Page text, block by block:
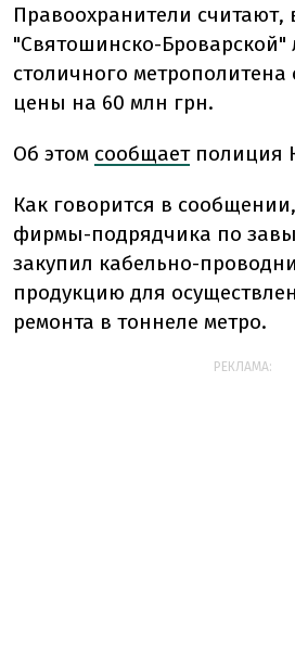
Правоохранители считают,
"Святошинско-Броварской"
столичного
цены на 60 млн грн.
Об этом сообщаетполиция
Как говорится в
фирмы-подрядчика по
закупил кабельно-
продукцию для
ремонта в тоннеле метро.
РЕКЛАМА: